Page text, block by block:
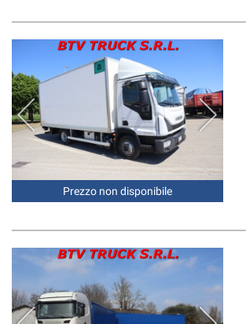
Prezzo non disponibile